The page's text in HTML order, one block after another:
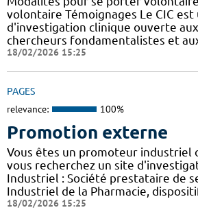
volontaire Témoignages Le CIC
d'investigation clinique ouverte
chercheurs fondamentalistes et
18/02/2026 15:25
PAGES
relevance: 100%
Promotion externe
Vous êtes un promoteur
vous recherchez un site
Industriel : Société prestataire de
Industriel de la Pharmacie,
18/02/2026 15:25